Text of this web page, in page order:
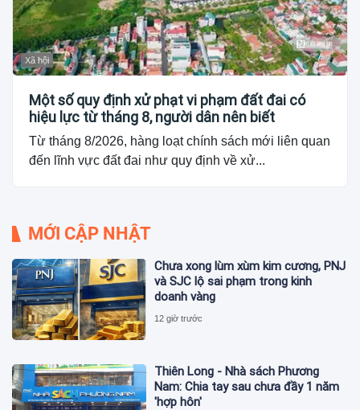
Xã hội
Một số quy định xử phạt vi phạm đất đai có
hiệu lực từ tháng 8, người dân nên biết
Từ tháng 8/2026, hàng loạt chính sách mới liên quan
đến lĩnh vực đất đai như quy định về xử...
MỚI CẬP NHẬT
Chưa xong lùm xùm kim cương, PNJ
và SJC lộ sai phạm trong kinh
doanh vàng
12 giờ trước
Thiên Long - Nhà sách Phương
Nam: Chia tay sau chưa đầy 1 năm
'hợp hôn'